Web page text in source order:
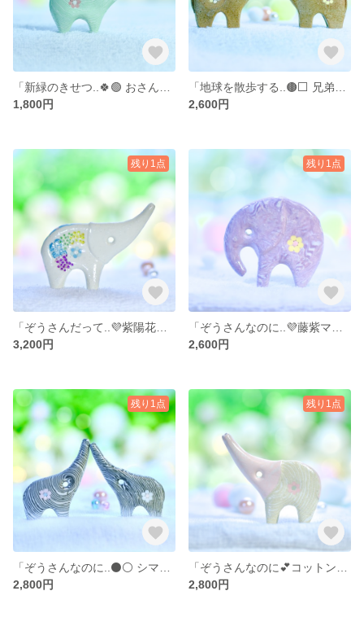
1,800円
2,600円
残り1点
3,200円
残り1点
2,600円
残り1点
2,800円
残り1点
2,800円